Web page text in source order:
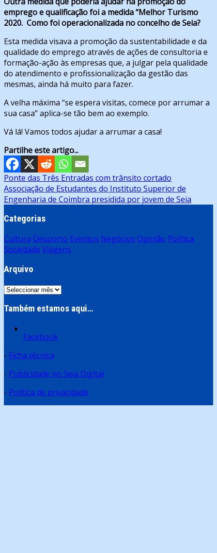
emprego e qualificação foi a medida “Melhor Turismo
2020. Como foi operacionalizada no concelho de Seia?
Esta medida visava a promoção da sustentabilidade e da
qualidade do emprego através de ações de consultoria e
formação-ação às empresas que, a julgar pela qualidade
do atendimento e profissionalização da gestão das
mesmas, ainda há muito para fazer.
A velha máxima “se espera visitas, comece por arrumar a
sua casa” aplica-se tão bem ao exemplo.
Vá lá! Vamos todos ajudar a arrumar a casa!
Partilhe este artigo...
Navegação
de
artigos
Ponte das Três Entradas com trânsito cortado
Associação de Estudantes do Instituto Superior de
Engenharia de Coimbra presidida por jovem de Seia
Categorias
Cultura Desporto Eventos Negócios Opinião Política
Sociedade Viagens
Arquivo
Arquivo
Também estamos aqui…
Facebook
- Ficha técnica
- Publicidade no Seia Digital
- Política de privacidade